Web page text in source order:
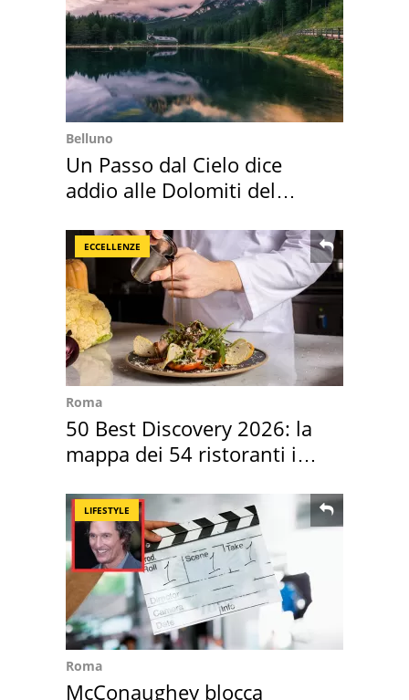
Belluno
Un Passo dal Cielo dice
addio alle Dolomiti del
ECCELLENZE
Roma
50 Best Discovery 2026: la
mappa dei 54 ristoranti in
LIFESTYLE
Roma
McConaughey blocca